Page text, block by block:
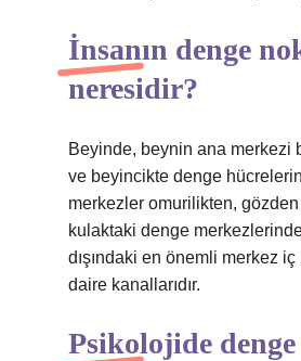
İnsanın denge
neresidir?
Beyinde, beynin ana merkezi
ve beyincikte denge
merkezler omurilikten,
kulaktaki denge
dışındaki en önemli merkez iç
daire kanallarıdır.
Psikolojide denge